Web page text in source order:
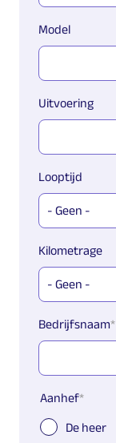
Model
Uitvoering
Looptijd
Kilometrage
Bedrijfsnaam
Aanhef
De heer